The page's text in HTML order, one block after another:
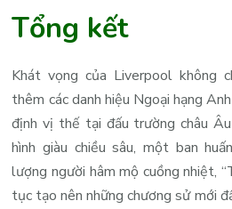
Tổng kết
Khát vọng của Liverpool không
thêm các danh hiệu Ngoại hạng
định vị thế tại đấu trường châu
hình giàu chiều sâu, một ban
lượng người hâm mộ cuồng nhiệt,
tục tạo nên những chương sử mới